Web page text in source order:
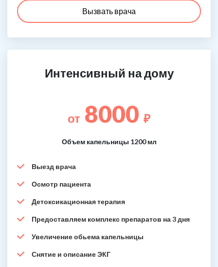
Вызвать врача
Интенсивный на дому
от 8000 ₽
Объем капельницы 1200 мл
Выезд врача
Осмотр пациента
Детоксикационная терапия
Предоставляем комплекс препаратов на 3 дня
Увеличение обьема капельницы
Снятие и описание ЭКГ